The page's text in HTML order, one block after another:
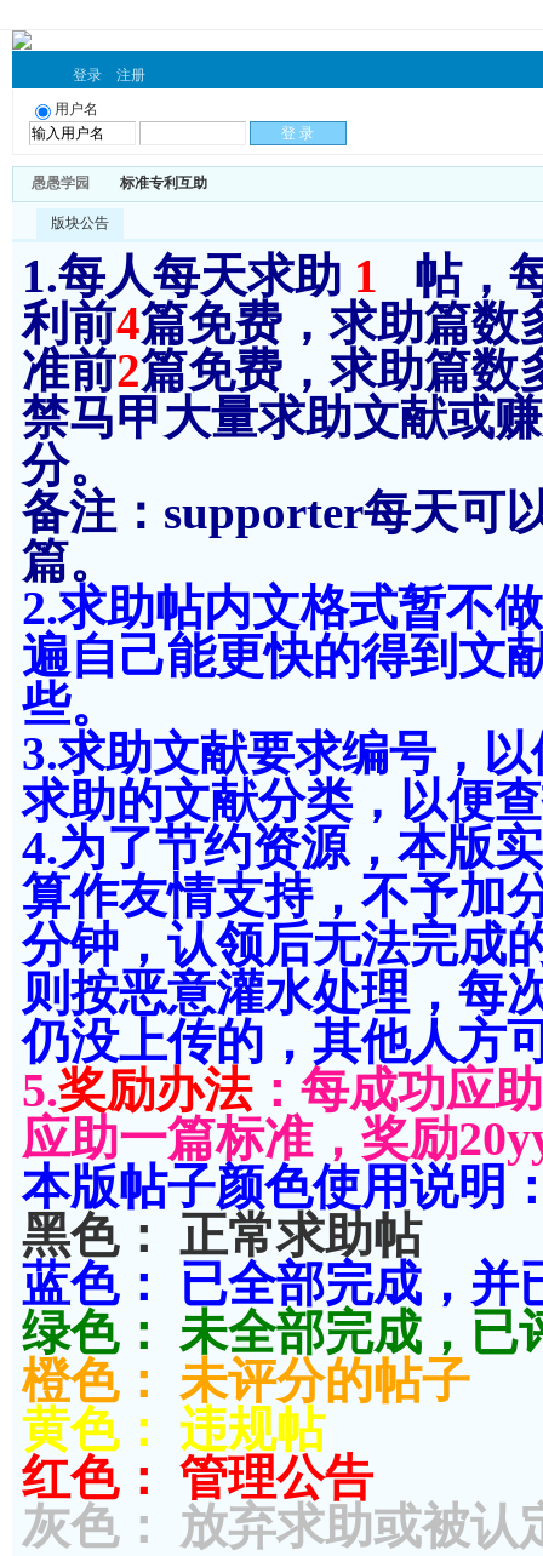
登录 注册
用户名
愚愚学园 标准专利互助
版块公告
1.每人每天求助 1
帖，
利前4篇免费，求助篇数
准前2篇免费，求助篇数
禁马甲大量求助文献或
分。
备注：supporter每天可
篇。
2.求助帖内文格式暂不
遍自己能更快的得到文
些。
3.求助文献要求编号，
求助的文献分类，以便
4.为了节约资源，本版
算作友情支持，不予加
分钟，认领后无法完成
则按恶意灌水处理，每
仍没上传的，其他人方
5.奖励办法：每成功应
应助一篇标准，奖励
本版帖子颜色使用说明
黑色： 正常求助帖
蓝色： 已全部完成，并
绿色： 未全部完成，已
橙色： 未评分的帖子
黄色： 违规帖
红色： 管理公告
灰色： 放弃求助或被认